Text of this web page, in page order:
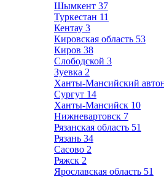
Шымкент 37
Туркестан 11
Кентау 3
Кировская область 53
Киров 38
Слободской 3
Зуевка 2
Ханты-Мансийский
Сургут 14
Ханты-Мансийск 10
Нижневартовск 7
Рязанская область 51
Рязань 34
Сасово 2
Ряжск 2
Ярославская область 51